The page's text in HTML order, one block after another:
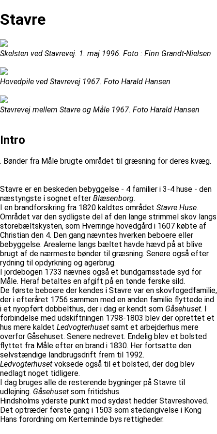
Stavre
Skelsten ved Stavrevej. 1. maj 1996. Foto : Finn Grandt-Nielsen
Hovedpile ved Stavrevej 1967. Foto Harald Hansen
Stavrevej mellem Stavre og Måle 1967. Foto Harald Hansen
Intro
. Bønder fra Måle brugte området til græsning for deres kvæg.
Stavre er en beskeden bebyggelse - 4 familier i 3-4 huse - den
næstyngste i sognet efter Blæsenborg.
I en brandforsikring fra 1820 kaldtes området Stavre Huse.
Området var den sydligste del af den lange strimmel skov langs
storebæltskysten, som Hverringe hovedgård i 1607 købte af
Christian den 4. Den gang nævntes hverken beboere eller
bebyggelse. Arealerne langs bæltet havde hævd på at blive
brugt af de nærmeste bønder til græsning. Senere også efter
rydning til opdyrkning og agerbrug.
I jordebogen 1733 nævnes også et bundgarnsstade syd for
Måle. Heraf betaltes en afgift på en tønde ferske sild.
De første beboere der kendes i Stavre var en skovfogedfamilie,
der i efteråret 1756 sammen med en anden familie flyttede ind
i et nyopført dobbelthus, der i dag er kendt som Gåsehuset. I
forbindelse med udskiftningen 1798-1803 blev der oprettet et
hus mere kaldet Ledvogterhuset samt et arbejderhus mere
overfor Gåsehuset. Senere nedrevet. Endelig blev et bolsted
flyttet fra Måle efter en brand i 1830. Her fortsatte den
selvstændige landbrugsdrift frem til 1992.
Ledvogterhuset voksede også til et bolsted, der dog blev
nedlagt noget tidligere.
I dag bruges alle de resterende bygninger på Stavre til
udlejning. Gåsehuset som fritidshus.
Hindsholms yderste punkt mod sydøst hedder Stavreshoved.
Det optræder første gang i 1503 som stedangivelse i Kong
Hans forordning om Kerteminde bys rettigheder.